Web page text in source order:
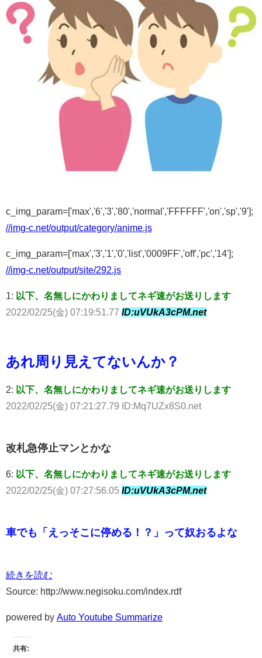
c_img_param=['max','6','3','80','normal','FFFFFF','on','sp','9'];
//img-c.net/output/category/anime.js
c_img_param=['max','3','1','0','list','0009FF','off','pc','14'];
//img-c.net/output/site/292.js
1: 以下、名無しにかわりましてネギ速がお送りします
2022/02/25(金) 07:19:51.77 ID:uVUkA3cPM.net
あれ周り見えてないんか？
2: 以下、名無しにかわりましてネギ速がお送りします
2022/02/25(金) 07:21:27.79 ID:Mq7UZx8S0.net
改札急停止マンとかな
6: 以下、名無しにかわりましてネギ速がお送りします
2022/02/25(金) 07:27:56.05 ID:uVUkA3cPM.net
車でも「えっそこに停める！？」って奴おるよな
続きを読む
Source: http://www.negisoku.com/index.rdf
powered by Auto Youtube Summarize
共有: